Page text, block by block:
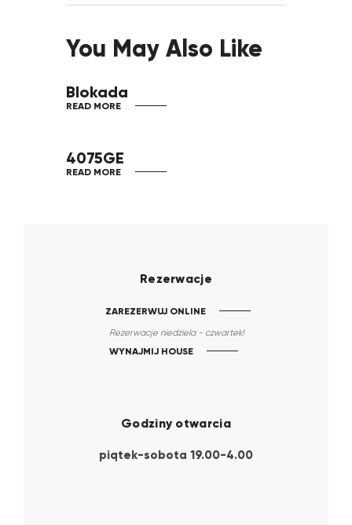
You May Also Like
Blokada
READ MORE
4075GE
READ MORE
Rezerwacje
ZAREZERWUJ ONLINE
Rezerwacje niedziela - czwartek!
WYNAJMIJ HOUSE
Godziny otwarcia
piątek-sobota 19.00-4.00